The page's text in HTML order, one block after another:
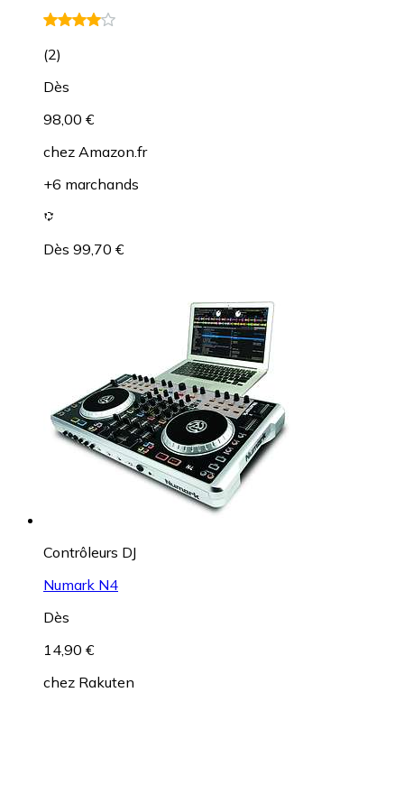
(2)
Dès
98,00 €
chez Amazon.fr
+6 marchands
Dès 99,70 €
Contrôleurs DJ
Numark N4
Dès
14,90 €
chez Rakuten